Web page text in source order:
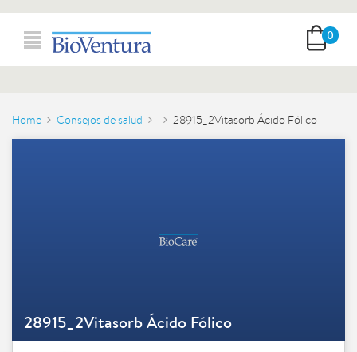
0
Home Consejos de salud 28915_2Vitasorb Ácido Fólico
28915_2Vitasorb Ácido Fólico